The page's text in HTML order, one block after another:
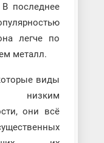
В последнее
легче по
металл.
виды
низким
они всё